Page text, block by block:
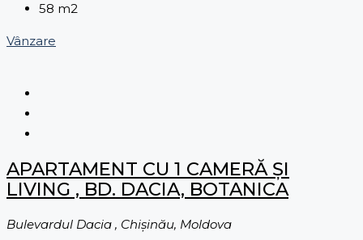
58 m2
Vânzare
APARTAMENT CU 1 CAMERĂ ȘI
LIVING , BD. DACIA, BOTANICA
Bulevardul Dacia , Chișinău, Moldova